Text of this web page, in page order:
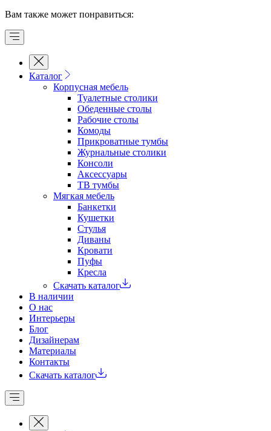
Вам также может понравиться:
Каталог
Корпусная мебель
Туалетные столики
Обеденные cтолы
Рабочие столы
Комоды
Прикроватные тумбы
Журнальные столики
Консоли
Аксессуары
ТВ тумбы
Мягкая мебель
Банкетки
Кушетки
Стулья
Диваны
Кровати
Пуфы
Кресла
Скачать каталог
В наличии
О нас
Интерьеры
Блог
Дизайнерам
Материалы
Контакты
Скачать каталог